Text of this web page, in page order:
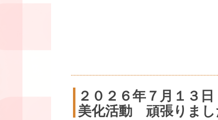
２０２６年７月１３日
美化活動 頑張りま